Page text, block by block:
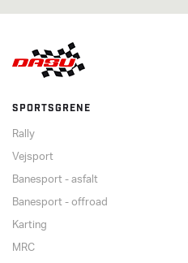
SPORTSGRENE
Rally
Vejsport
Banesport - asfalt
Banesport - offroad
Karting
MRC